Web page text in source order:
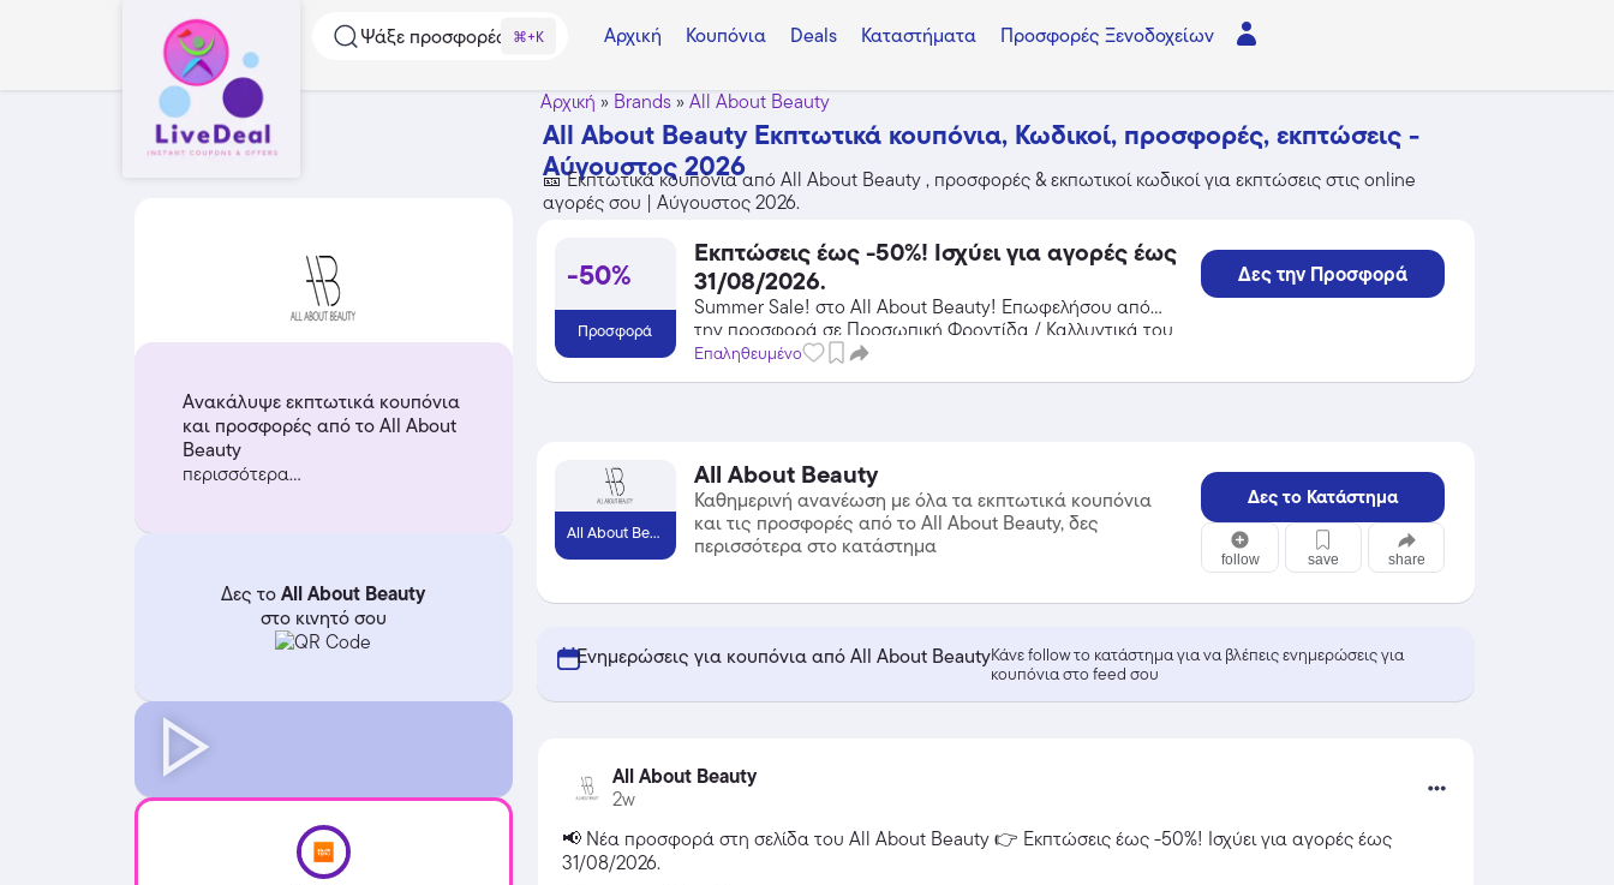
Ψάξε προσφορές...⌘+K Αρχική Κουπόνια Deals Καταστήματα Προσφορές Ξενοδοχείων
Ανακάλυψε εκπτωτικά κουπόνια
και προσφορές από το All About
Beauty
περισσότερα...
Δες τοAll About Beauty
στο κινητό σου
Αρχική » Brands»All About Beauty
All About Beauty Εκπτωτικά κουπόνια, Κωδικοί, προσφορές, εκπτώσεις -
Αύγουστος 2026
🎫 Εκπτωτικά κουπόνια από All About Beauty , προσφορές & εκπωτικοί κωδικοί για εκπτώσεις στις online
αγορές σου | Αύγουστος 2026.
-50%
Προσφορά
Εκπτώσεις έως -50%! Ισχύει για αγορές έως
31/08/2026.
Summer Sale! στο All About Beauty! Επωφελήσου από
την προσφορά σε Προσωπική Φροντίδα / Καλλυντικά του
All About Beauty και κέρδισε από τις εκπτώσεις!
Επαληθευμένο
Δες την Προσφορά
All About Beauty
All About Beauty
Καθημερινή ανανέωση με όλα τα εκπτωτικά κουπόνια
και τις προσφορές από το All About Beauty, δες
περισσότερα στο κατάστημα
Δες το Κατάστημα
follow save share
Ενημερώσεις για κουπόνια από All About BeautyΚάνε follow το κατάστημα για να βλέπεις ενημερώσεις για
κουπόνια στο feed σου
All About Beauty
2w
📢 Νέα προσφορά στη σελίδα του All About Beauty 👉 Εκπτώσεις έως -50%! Ισχύει για αγορές έως
31/08/2026.